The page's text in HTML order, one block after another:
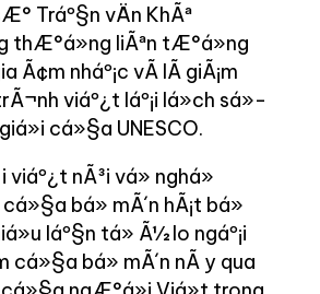
Tráº§n vÄn KhÃª
thÆ°á»ng liÃªn tÆ°á»ng
Ã¢m nháº¡c vÃ lÃ giÃ¡m
viáº¿t láº¡i lá»ch sá»­
cá»§a UNESCO.
nÃ³i vá» nghá»
cá»§a bá» mÃ´n hÃ¡t bá»
láº§n tá» Ã½ lo ngáº¡i
cá»§a bá» mÃ´n nÃ y qua